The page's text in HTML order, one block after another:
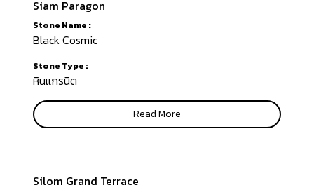
Siam Paragon
Stone Name :
Black Cosmic
Stone Type :
หินแกรนิต
Read More
Silom Grand Terrace